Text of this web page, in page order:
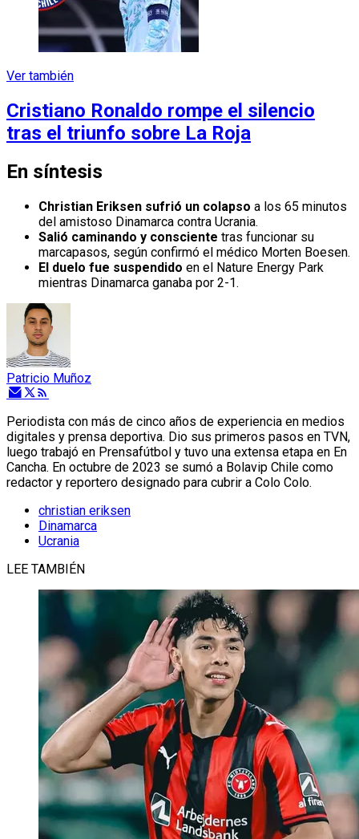
Ver también
Cristiano Ronaldo rompe el silencio
tras el triunfo sobre La Roja
En síntesis
Christian Eriksen sufrió un colapso a los 65 minutos
del amistoso Dinamarca contra Ucrania.
Salió caminando y consciente tras funcionar su
marcapasos, según confirmó el médico Morten Boesen.
El duelo fue suspendido en el Nature Energy Park
mientras Dinamarca ganaba por 2-1.
Patricio Muñoz
Periodista con más de cinco años de experiencia en medios
digitales y prensa deportiva. Dio sus primeros pasos en TVN,
luego trabajó en Prensafútbol y tuvo una extensa etapa en En
Cancha. En octubre de 2023 se sumó a Bolavip Chile como
redactor y reportero designado para cubrir a Colo Colo.
christian eriksen
Dinamarca
Ucrania
LEE TAMBIÉN